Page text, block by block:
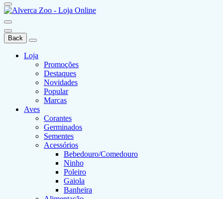
Back
Loja
Promoções
Destaques
Novidades
Popular
Marcas
Aves
Corantes
Germinados
Sementes
Acessórios
Bebedouro/Comedouro
Ninho
Poleiro
Gaiola
Banheira